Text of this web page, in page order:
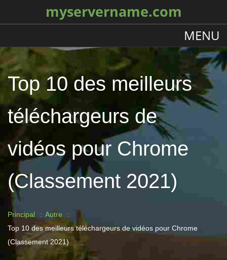
myservername.com
MENU
Top 10 des meilleurs
téléchargeurs de
vidéos pour Chrome
(Classement 2021)
Principal
Autre
Top 10 des meilleurs téléchargeurs de vidéos pour Chrome
(Classement 2021)